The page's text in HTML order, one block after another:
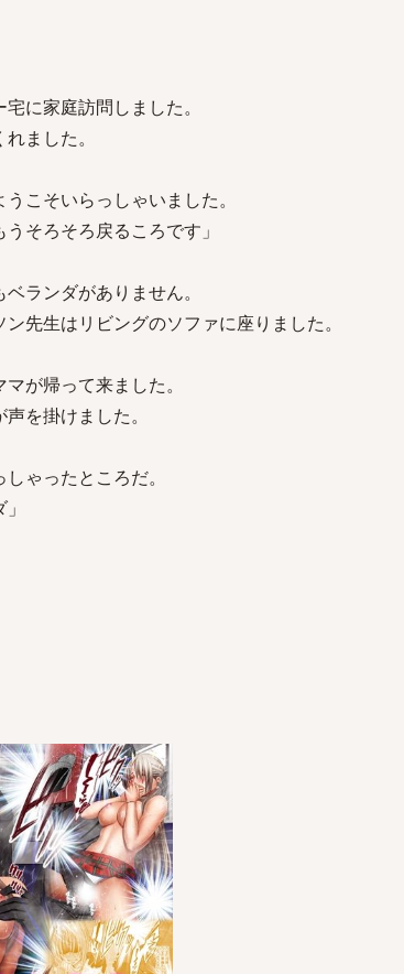
に家庭訪問しました。
ました。
こそいらっしゃいました。
そろそろ戻るころです」
ランダがありません。
先生はリビングのソファに座りました。
が帰って来ました。
を掛けました。
ゃったところだ。